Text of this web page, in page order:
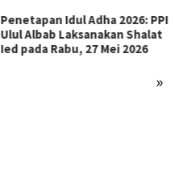
»
PPI Ulul Albab Lampung Gelar
Lomba MHQ Ramadhan 1447H